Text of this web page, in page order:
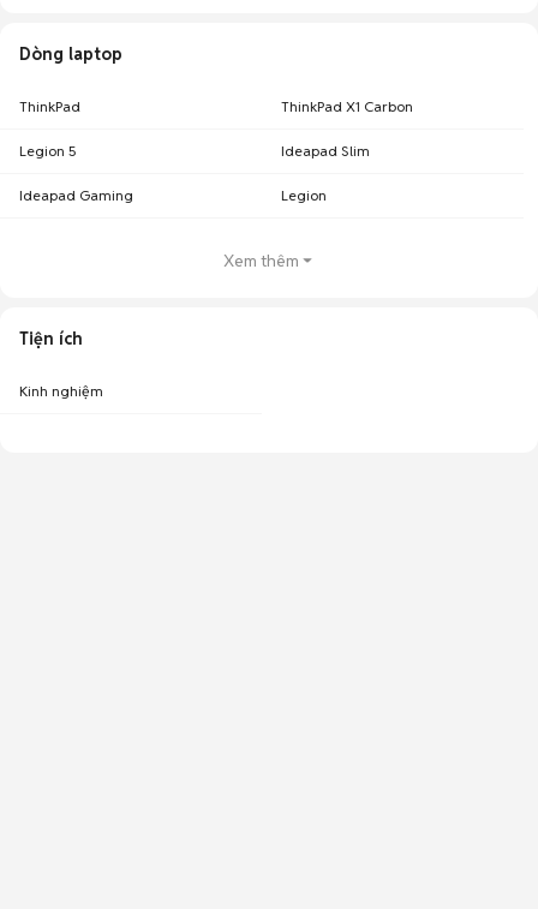
Dòng laptop
ThinkPad ThinkPad X1 Carbon
Legion 5 Ideapad Slim
Ideapad Gaming Legion
Xem thêm
Tiện ích
Kinh nghiệm